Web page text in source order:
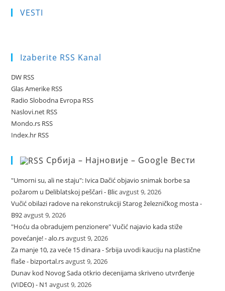
VESTI
Izaberite RSS Kanal
DW RSS
Glas Amerike RSS
Radio Slobodna Evropa RSS
Naslovi.net RSS
Mondo.rs RSS
Index.hr RSS
Србија – Најновије – Google Вести
"Umorni su, ali ne staju": Ivica Dačić objavio snimak borbe sa
požarom u Deliblatskoj peščari - Blicavgust 9, 2026
Vučić obilazi radove na rekonstrukciji Starog železničkog mosta -
B92avgust 9, 2026
"Hoću da obradujem penzionere" Vučić najavio kada stiže
povećanje! - alo.rsavgust 9, 2026
Za manje 10, za veće 15 dinara - Srbija uvodi kauciju na plastične
flaše - bizportal.rsavgust 9, 2026
Dunav kod Novog Sada otkrio decenijama skriveno utvrđenje
(VIDEO) - N1 avgust 9, 2026